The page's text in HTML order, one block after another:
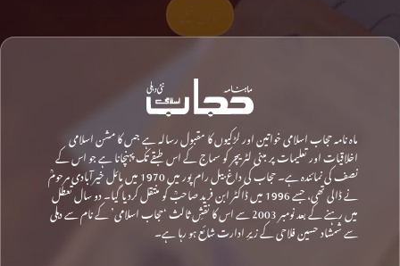
ماہ نامہ حجاب اسلامی خواتین اور لڑکیوں کا مقبول رسالہ ہے جس کا مشن اسلامی
اخلاقیات اور تعلیمات پر مبنی لٹریچر کو سماج کے اس طبقے تک پہنچانا ہے جو اس کے
نصف کی نمائندہ ہے۔ حجاب کی داغ بیل رام پور میں 1970 میں مائل خیرآبادی مرحومؒ
نے ڈالی تھی، جسے 1996 میں ڈاکٹر ابن فرید صاحبؒ کو منتقل کردیا گیا۔ دو سال تعطل
میں رہنے کے بعد نومبر 2003 سے اس کا نقشِ ثالث ‘حجاب اسلامی’ کے نام سے دہلی
سے شمشاد حسین فلاحی کے زیرِ ادارت شائع ہو رہا ہے۔